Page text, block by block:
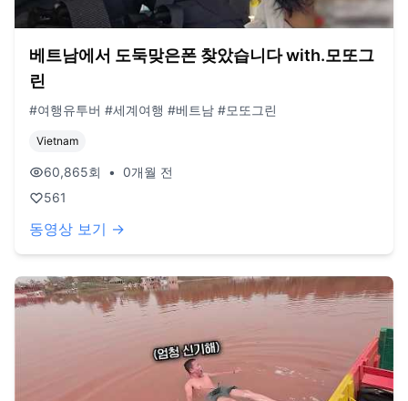
베트남에서 도둑맞은폰 찾았습니다 with.모또그
린
#여행유투버 #세계여행 #베트남 #모또그린
Vietnam
60,865회 •
0개월 전
561
동영상 보기 →